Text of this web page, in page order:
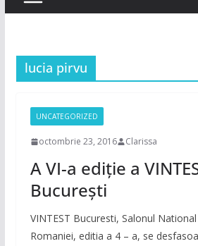
lucia pirvu
UNCATEGORIZED
octombrie 23, 2016 Clarissa
A VI-a ediție a
București
VINTEST Bucuresti, Salonul
Romaniei, editia a 4 – a, se